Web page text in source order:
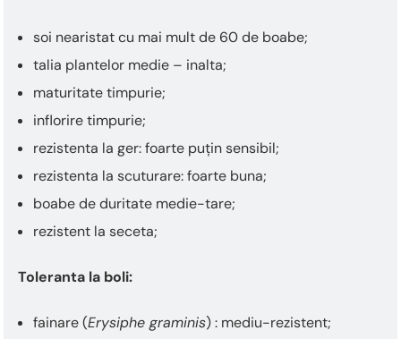
soi nearistat cu mai mult de 60 de boabe;
talia plantelor medie – inalta;
maturitate timpurie;
inflorire timpurie;
rezistenta la ger: foarte puțin sensibil;
rezistenta la scuturare: foarte buna;
boabe de duritate medie-tare;
rezistent la seceta;
Toleranta la boli:
fainare (Erysiphe graminis) : mediu-rezistent;